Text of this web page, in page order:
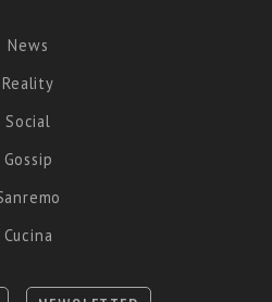
News
Reality
Social
Gossip
Cucina